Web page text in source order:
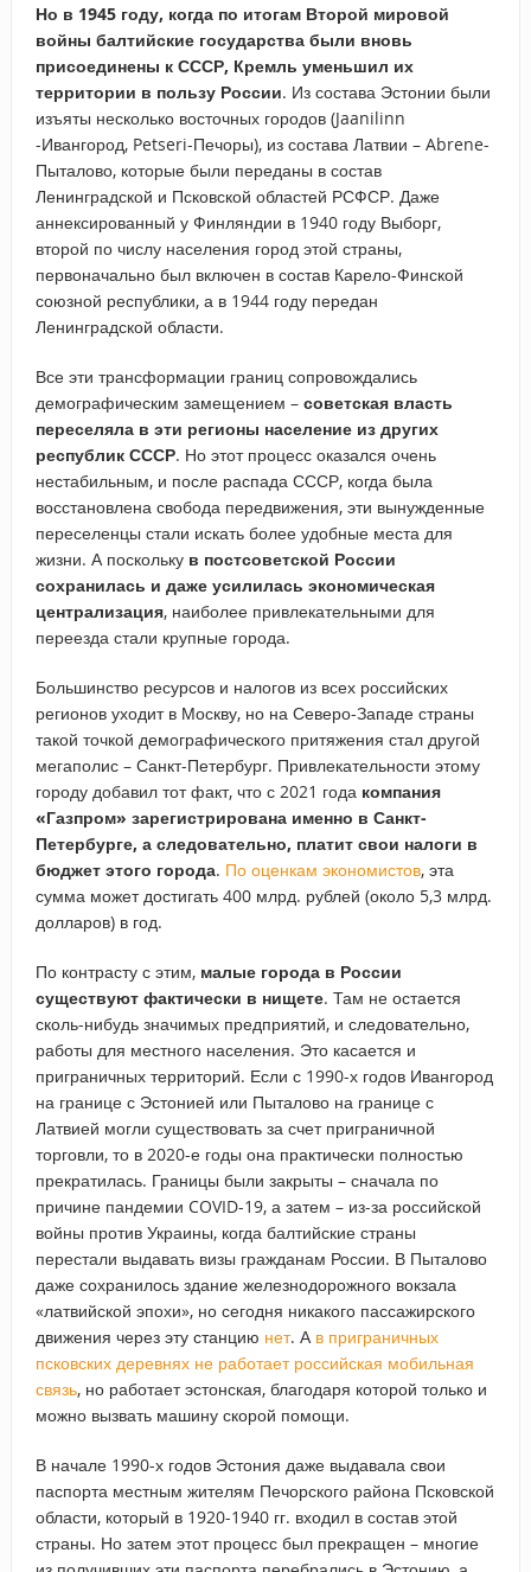
Но в 1945 году, когда по итогам Второй мировой
войны балтийские государства были вновь
присоединены к СССР, Кремль уменьшил их
территории в пользу России. Из состава Эстонии были
изъяты несколько восточных городов (Jaanilinn
-Ивангород, Petseri-Печоры), из состава Латвии – Abrene-
Пыталово, которые были переданы в состав
Ленинградской и Псковской областей РСФСР. Даже
аннексированный у Финляндии в 1940 году Выборг,
второй по числу населения город этой страны,
первоначально был включен в состав Карело-Финской
союзной республики, а в 1944 году передан
Ленинградской области.
Все эти трансформации границ сопровождались
демографическим замещением –советская власть
переселяла в эти регионы население из других
республик СССР. Но этот процесс оказался очень
нестабильным, и после распада СССР, когда была
восстановлена свобода передвижения, эти вынужденные
переселенцы стали искать более удобные места для
жизни. А поскольку в постсоветской России
сохранилась и даже усилилась экономическая
централизация, наиболее привлекательными для
переезда стали крупные города.
Большинство ресурсов и налогов из всех российских
регионов уходит в Москву, но на Северо-Западе страны
такой точкой демографического притяжения стал другой
мегаполис – Санкт-Петербург. Привлекательности этому
городу добавил тот факт, что с 2021 года компания
«Газпром» зарегистрирована именно в Санкт-
Петербурге, а следовательно, платит свои налоги в
бюджет этого города. По оценкам экономистов, эта
сумма может достигать 400 млрд. рублей (около 5,3 млрд.
долларов) в год.
По контрасту с этим, малые города в России
существуют фактически в нищете. Там не остается
сколь-нибудь значимых предприятий, и следовательно,
работы для местного населения. Это касается и
приграничных территорий. Если с 1990-х годов Ивангород
на границе с Эстонией или Пыталово на границе с
Латвией могли существовать за счет приграничной
торговли, то в 2020-е годы она практически полностью
прекратилась. Границы были закрыты – сначала по
причине пандемии COVID-19, а затем – из-за российской
войны против Украины, когда балтийские страны
перестали выдавать визы гражданам России. В Пыталово
даже сохранилось здание железнодорожного вокзала
«латвийской эпохи», но сегодня никакого пассажирского
движения через эту станцию нет. А в приграничных
псковских деревнях не работает российская мобильная
связь, но работает эстонская, благодаря которой только и
можно вызвать машину скорой помощи.
В начале 1990-х годов Эстония даже выдавала свои
паспорта местным жителям Печорского района Псковской
области, который в 1920-1940 гг. входил в состав этой
страны. Но затем этот процесс был прекращен – многие